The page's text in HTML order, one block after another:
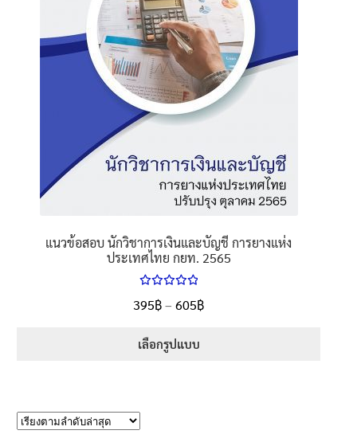
คำถามที่พบบ่อย
แนวข้อสอบ นักวิชาการเงินและบัญชี การยางแห่ง
ประเทศไทย กยท. 2565
5.00
ตั้งแต่
395฿– 605฿Price
เลือกรูปแบบ